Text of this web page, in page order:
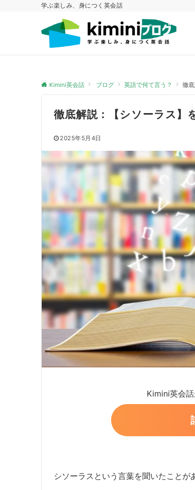
学ぶ楽しみ、身につく英会話
Kimini英会話 ブログ 英語で何て言う？ 徹
徹底解説：【シソーラス】
2025年5月4日
Kimini英会
シソーラスという言葉を聞いたことが